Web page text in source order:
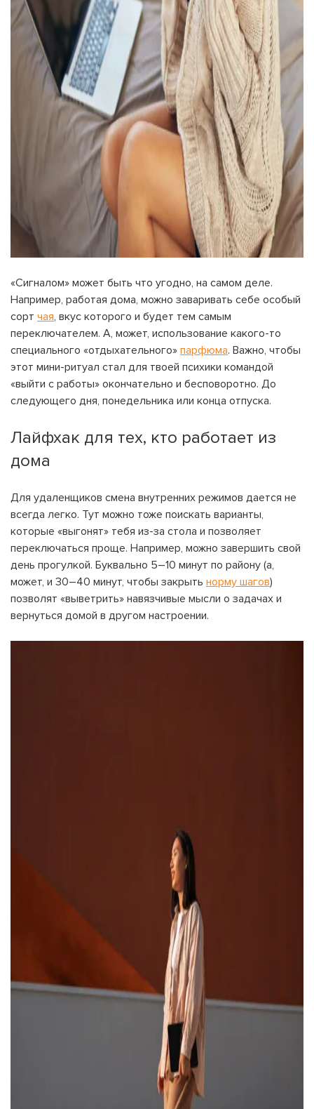
«Сигналом» может быть что угодно, на самом деле.
Например, работая дома, можно заваривать себе особый
сорт чая, вкус которого и будет тем самым
переключателем. А, может, использование какого-то
специального «отдыхательного» парфюма. Важно, чтобы
этот мини-ритуал стал для твоей психики командой
«выйти с работы» окончательно и бесповоротно. До
следующего дня, понедельника или конца отпуска.
Лайфхак для тех, кто работает из
дома
Для удаленщиков смена внутренних режимов дается не
всегда легко. Тут можно тоже поискать варианты,
которые «выгонят» тебя из-за стола и позволяет
переключаться проще. Например, можно завершить свой
день прогулкой. Буквально 5–10 минут по району (а,
может, и 30–40 минут, чтобы закрыть норму шагов)
позволят «выветрить» навязчивые мысли о задачах и
вернуться домой в другом настроении.